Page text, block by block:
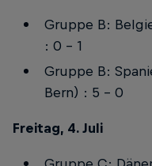
Gruppe B:
: 0 - 1
Gruppe B:
Bern) : 5 - 0
Freitag, 4. Juli